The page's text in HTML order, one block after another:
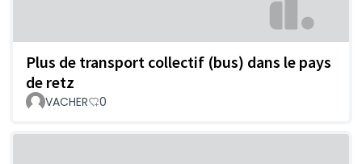
Plus de transport collectif (bus) dans le pays
de retz
VACHER 0